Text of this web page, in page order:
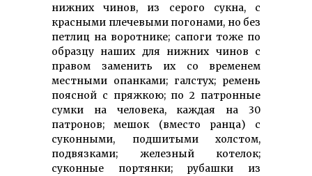
нижних чинов, из серого сукна, с
красными плечевыми погонами, но без
петлиц на воротнике; сапоги тоже по
образцу наших для нижних чинов с
правом заменить их со временем
местными опанками; галстух; ремень
поясной с пряжкою; по 2 патронные
сумки на человека, каждая на 30
патронов; мешок (вместо ранца) с
суконными, подшитыми холстом,
подвязками; железный котелок;
суконные портянки; рубашки из